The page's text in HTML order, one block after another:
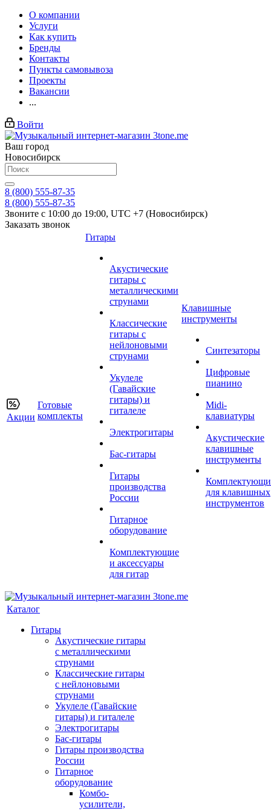
О компании
Услуги
Как купить
Бренды
Контакты
Пункты самовывоза
Проекты
Вакансии
...
Войти
Ваш город
Новосибирск
8 (800) 555-87-35
8 (800) 555-87-35
Звоните с 10:00 до 19:00, UTC +7 (Новосибирск)
Заказать звонок
Акции
Готовые
комплекты
Гитары
Акустические
гитары с
металлическими
струнами
Классические
гитары с
нейлоновыми
струнами
Укулеле
(Гавайские
гитары) и
гиталеле
Электрогитары
Бас-гитары
Гитары
производства
России
Гитарное
оборудование
Комплектующие
и аксессуары
для гитар
Клавишные
инструменты
Синтезаторы
Цифровые
пианино
Midi-
клавиатуры
Акустические
клавишные
инструменты
для клавишных
инструментов
Каталог
Гитары
Акустические гитары
с металлическими
струнами
Классические гитары
с нейлоновыми
струнами
Укулеле (Гавайские
гитары) и гиталеле
Электрогитары
Бас-гитары
Гитары производства
России
Гитарное
оборудование
Комбо-
усилители,